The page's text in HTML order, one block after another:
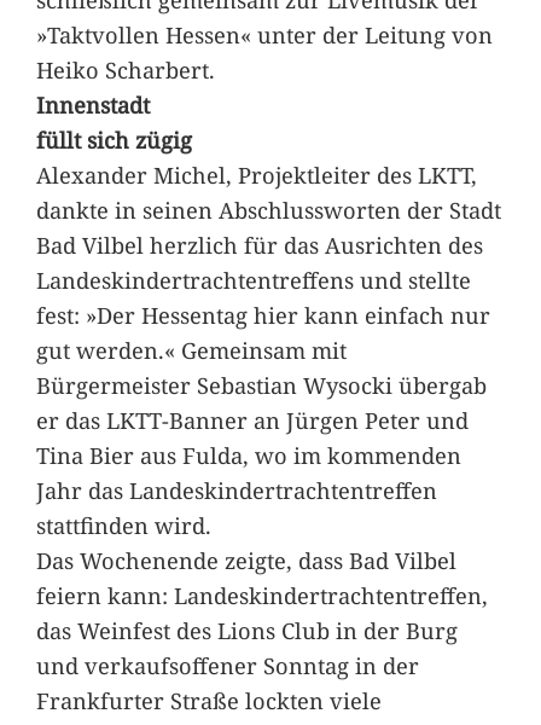
»Taktvollen Hessen« unter der Leitung von
Heiko Scharbert.
Innenstadt
füllt sich zügig
Alexander Michel, Projektleiter des LKTT,
dankte in seinen Abschlussworten der Stadt
Bad Vilbel herzlich für das Ausrichten des
Landeskindertrachtentreffens und stellte
fest: »Der Hessentag hier kann einfach nur
gut werden.« Gemeinsam mit
Bürgermeister Sebastian Wysocki übergab
er das LKTT-Banner an Jürgen Peter und
Tina Bier aus Fulda, wo im kommenden
Jahr das Landeskindertrachtentreffen
stattfinden wird.
Das Wochenende zeigte, dass Bad Vilbel
feiern kann: Landeskindertrachtentreffen,
das Weinfest des Lions Club in der Burg
und verkaufsoffener Sonntag in der
Frankfurter Straße lockten viele